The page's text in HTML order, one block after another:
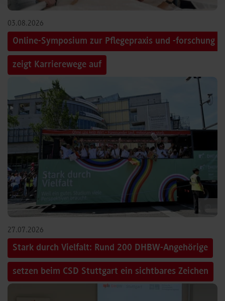
03.08.2026
Online-Symposium zur Pflegepraxis und -forschung
zeigt Karrierewege auf
27.07.2026
Stark durch Vielfalt: Rund 200 DHBW-Angehörige
setzen beim CSD Stuttgart ein sichtbares Zeichen